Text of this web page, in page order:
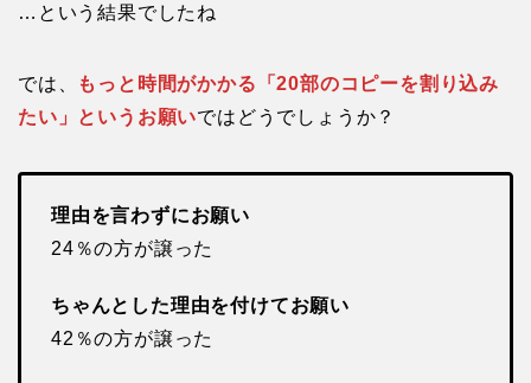
…という結果でしたね
では、
もっと時間がかかる「20部のコピーを割り込み
たい」というお願いではどうでしょうか？
理由を言わずにお願い
24％の方が譲った
ちゃんとした理由を付けてお願い
42％の方が譲った